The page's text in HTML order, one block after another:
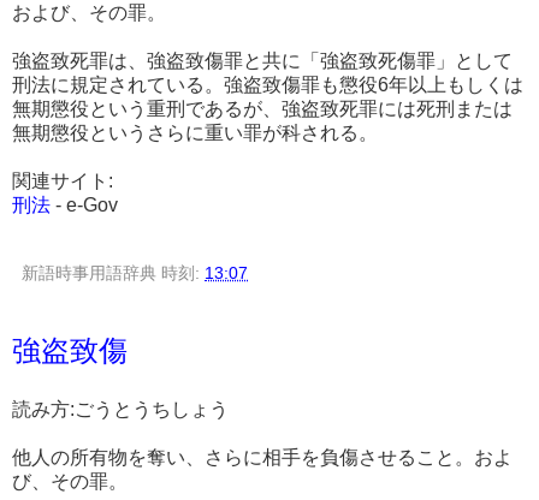
および、その罪。
強盗致死罪は、強盗致傷罪と共に「強盗致死傷罪」として
刑法に規定されている。強盗致傷罪も懲役6年以上もしくは
無期懲役という重刑であるが、強盗致死罪には死刑または
無期懲役というさらに重い罪が科される。
関連サイト:
刑法 - e-Gov
新語時事用語辞典 時刻: 13:07
強盗致傷
読み方:ごうとうちしょう
他人の所有物を奪い、さらに相手を負傷させること。およ
び、その罪。